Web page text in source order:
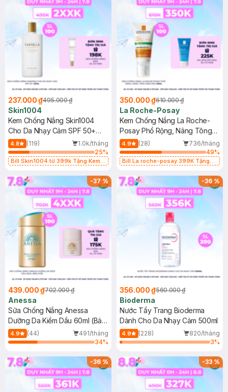
237.000 ₫495.000 ₫
Skin1004
Kem Chống Nắng Skin1004
Cho Da Nhạy Cảm SPF 50+
50ml
4.8 (119)
1.0k/tháng
25%
Bill Skin1004 từ 399k Tặng Kem
SPF 50+ 20ml (SL Có Hạn)
350.000 ₫610.000 ₫
La Roche-Posay
Kem Chống Nắng La Roche-
Posay Phổ Rộng, Nâng Tông
Kiềm Dầu 50ml
4.9 (28)
736/tháng
49%
Bill La roche-posay 399K Tặng
(SL có hạn)
-37%
439.000 ₫702.000 ₫
Anessa
Sữa Chống Nắng Anessa
Dưỡng Da Kiềm Dầu 60ml (Bản
Mới)
4.9 (44)
491/tháng
34%
-36%
356.000 ₫560.000 ₫
Bioderma
Nước Tẩy Trang Bioderma
Dành Cho Da Nhạy Cảm 500ml
4.9 (228)
820/tháng
3%
-36% -33%